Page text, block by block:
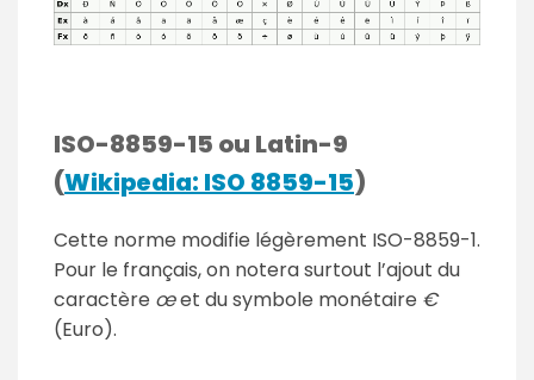
ISO-8859-15 ou Latin-9
(Wikipedia: ISO 8859-15)
Cette norme modifie légèrement ISO-8859-1.
Pour le français, on notera surtout l’ajout du
caractère œet du symbole monétaire €
(Euro).